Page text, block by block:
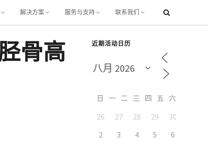
解决方案 服务与支持 联系我们
骨高
近期活动日历
日 一 二 三 四 五
26 27 28 29 30
2
3 4 5 6